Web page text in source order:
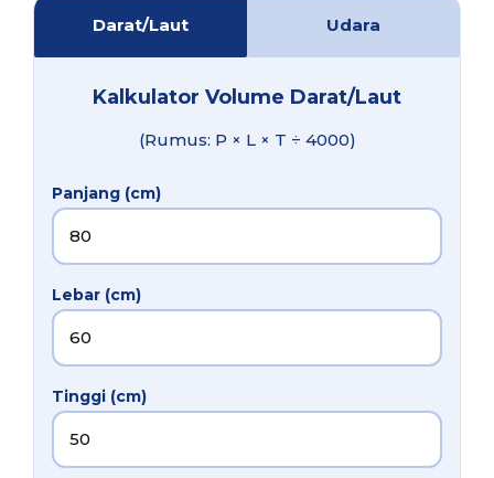
Darat/Laut Udara
Kalkulator Volume Darat/Laut
(Rumus: P × L × T ÷ 4000)
Panjang (cm)
Lebar (cm)
Tinggi (cm)